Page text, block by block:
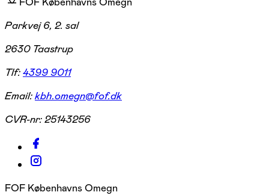
Parkvej 6, 2. sal
2630 Taastrup
Tlf:4399 9011
Email:kbh.omegn@fof.dk
CVR-nr:25143256
FOF Københavns Omegn